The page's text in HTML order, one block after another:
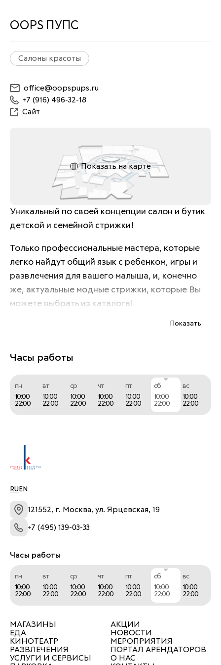
OOPS ПУПС
Салоны красоты
office@oopspups.ru
+7 (916) 496-32-18
Сайт
Показать на карте
Уникальный по своей концепции салон и бутик
детской и семейной стрижки!
Только профессиональные мастера, которые
легко найдут общий язык с ребенком, игры и
развлечения для вашего малыша, и, конечно
же, актуальные модные стрижки, которые Вы
можете выбрать из каталога!
Показать
Часы работы
пн
10:00
22:00
вт
10:00
22:00
ср
10:00
22:00
чт
10:00
22:00
пт
10:00
22:00
сб
10:00
22:00
вс
10:00
22:00
RU EN
121552, г. Москва, ул. Ярцевская, 19
+7 (495) 139-03-33
Часы работы
пн
10:00
22:00
вт
10:00
22:00
ср
10:00
22:00
чт
10:00
22:00
пт
10:00
22:00
сб
10:00
22:00
вс
10:00
22:00
МАГАЗИНЫ
ЕДА
КИНОТЕАТР
РАЗВЛЕЧЕНИЯ
УСЛУГИ И СЕРВИСЫ
АКЦИИ
НОВОСТИ
МЕРОПРИЯТИЯ
ПОРТАЛ АРЕНДАТОРОВ
О НАС